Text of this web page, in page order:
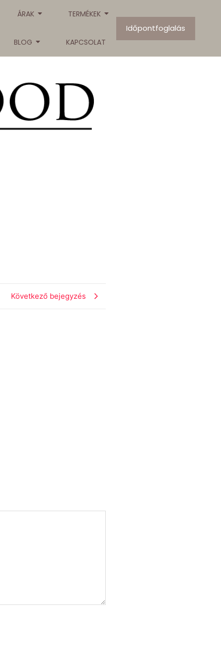
ÁRAK TERMÉKEK
BLOG KAPCSOLAT
Időpontfoglalás
Következő bejegyzés